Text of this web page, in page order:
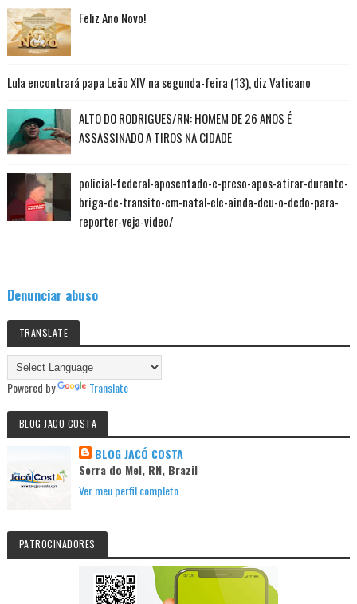
Feliz Ano Novo!
Lula encontrará papa Leão XIV na segunda-feira (13), diz Vaticano
ALTO DO RODRIGUES/RN: HOMEM DE 26 ANOS É
ASSASSINADO A TIROS NA CIDADE
policial-federal-aposentado-e-preso-apos-atirar-durante-
briga-de-transito-em-natal-ele-ainda-deu-o-dedo-para-
reporter-veja-video/
Denunciar abuso
TRANSLATE
Powered by Translate
BLOG JACO COSTA
BLOG JACÓ COSTA
Serra do Mel, RN, Brazil
Ver meu perfil completo
PATROCINADORES